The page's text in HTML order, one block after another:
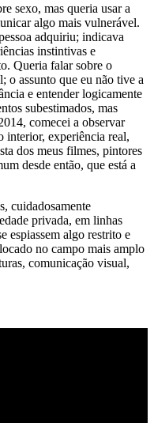
sexo, mas queria usar a
algo mais vulnerável.
adquiriu; indicava
instintivas e
Queria falar sobre o
o assunto que eu não tive a
e entender logicamente
subestimados, mas
comecei a observar
interior, experiência real,
dos meus filmes, pintores
desde então, que está a
cuidadosamente
privada, em linhas
espiassem algo restrito e
no campo mais amplo
comunicação visual,